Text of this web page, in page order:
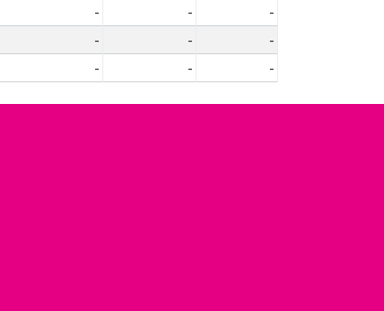
- -
-
- -
-
- - -